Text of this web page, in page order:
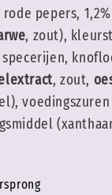
pepers,
, zout),
, zout,